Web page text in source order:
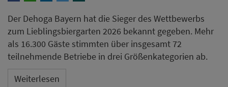
Der Dehoga Bayern hat die Sieger des Wettbewerbs
zum Lieblingsbiergarten 2026 bekannt gegeben. Mehr
als 16.300 Gäste stimmten über insgesamt 72
teilnehmende Betriebe in drei Größenkategorien ab.
Weiterlesen